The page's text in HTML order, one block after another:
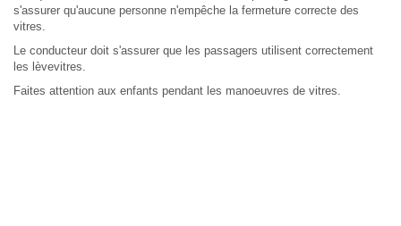
s'assurer qu'aucune personne n'empêche la fermeture correcte des
vitres.
Le conducteur doit s'assurer que les passagers utilisent correctement
les lèvevitres.
Faites attention aux enfants pendant les manoeuvres de vitres.